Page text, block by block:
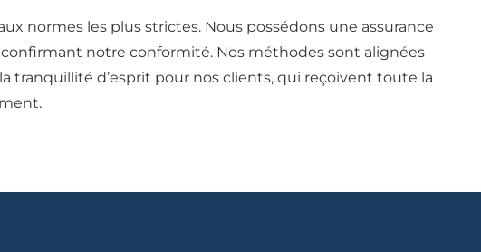
normes les plus strictes. Nous possédons une assurance
notre conformité. Nos méthodes sont alignées
tranquillité d’esprit pour nos clients, qui reçoivent toute la